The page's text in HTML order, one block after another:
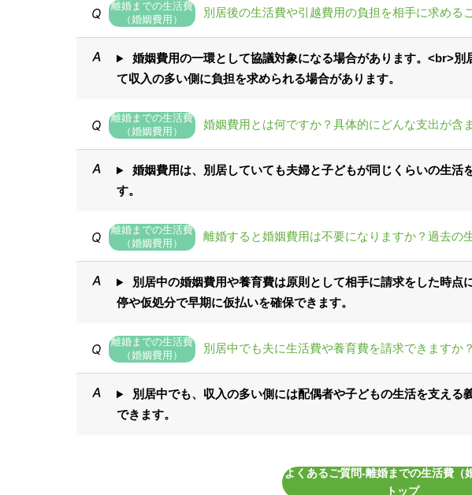
離婚までの生活費
（婚姻費用）
別居後の生活費や引越費用の負担を相手に求める
婚姻費用の一環として協議対象になる場合があります。<br>別
て収入の多い側に負担を求められる場合があります。
離婚までの生活費
（婚姻費用）
婚姻費用とは何ですか？具体的にどんな支出が含
婚姻費用は、別居していても夫婦と子どもが同じくらいの生活
す。
離婚までの生活費
（婚姻費用）
離婚すると婚姻費用は不要になりますか？過去の
別居中の婚姻費用や養育費は原則として相手に請求をした時点
停や仮処分で早期に仮払いを確保できます。
離婚までの生活費
（婚姻費用）
別居中でも夫に生活費や養育費を請求できますか？
別居中でも、収入の多い側には配偶者や子どもの生活を支える
できます。
よくあるご質問‐離婚までの生活費（
トップ